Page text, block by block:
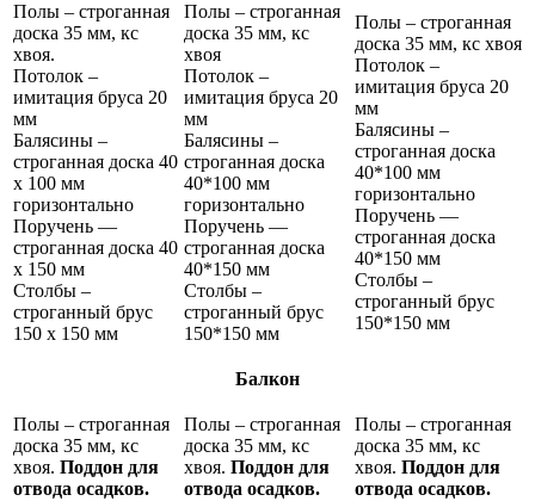
Полы – строганная
доска 35 мм, кс
хвоя.
Потолок –
имитация бруса 20
мм
Балясины –
строганная доска 40
х 100 мм
горизонтально
Поручень —
строганная доска 40
х 150 мм
Столбы –
строганный брус
150 х 150 мм
Полы – строганная
доска 35 мм, кс
хвоя
Потолок –
имитация бруса 20
мм
Балясины –
строганная доска
40*100 мм
горизонтально
Поручень —
строганная доска
40*150 мм
Столбы –
строганный брус
150*150 мм
Полы – строганная
доска 35 мм, кс хвоя
Потолок –
имитация бруса 20
мм
Балясины –
строганная доска
40*100 мм
горизонтально
Поручень —
строганная доска
40*150 мм
Столбы –
строганный брус
150*150 мм
Балкон
Полы – строганная
доска 35 мм, кс
хвоя. Поддон для
отвода осадков.
Полы – строганная
доска 35 мм, кс
хвоя. Поддон для
отвода осадков.
Полы – строганная
доска 35 мм, кс
хвоя. Поддон для
отвода осадков.